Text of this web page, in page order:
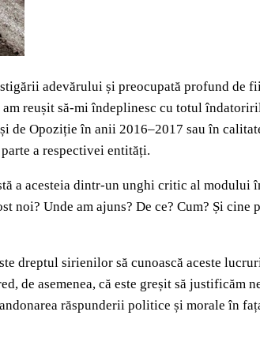
adevărului și preocupată profund de
reușit să‑mi îndeplinesc cu totul
de Opoziție în anii 2016–2017 sau în
a respectivei entități.
a acesteia dintr‑un unghi critic al modului
Unde am ajuns? De ce? Cum? Și cine
dreptul sirienilor să cunoască aceste
de asemenea, că este greșit să justificăm
răspunderii politice și morale în